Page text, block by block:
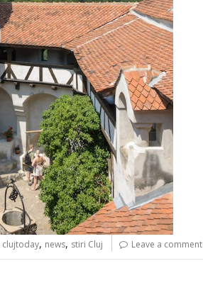
clujtoday, news, stiri Cluj Leave a comment